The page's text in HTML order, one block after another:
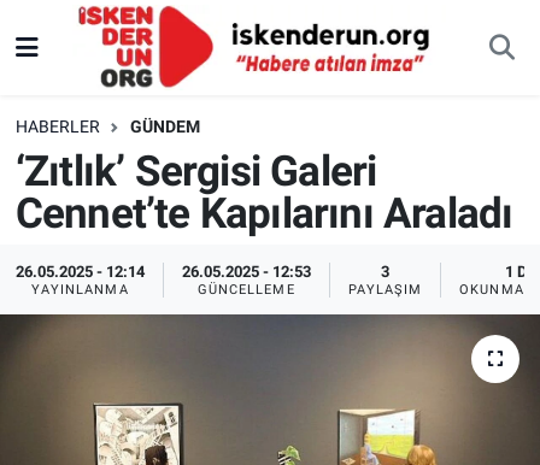
HABERLER GÜNDEM
‘Zıtlık’ Sergisi Galeri
Cennet’te Kapılarını Araladı
26.05.2025 - 12:14
YAYINLANMA
26.05.2025 - 12:53
GÜNCELLEME
3
PAYLAŞIM
1 DK
OKUNMA